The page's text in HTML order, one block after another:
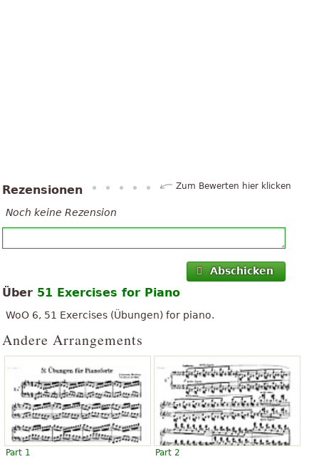
Rezensionen Zum Bewerten hier klicken
Noch keine Rezension
Abschicken
Über 51 Exercises for Piano
WoO 6, 51 Exercises (Übungen) for piano.
Andere Arrangements
Part 1
Part 2